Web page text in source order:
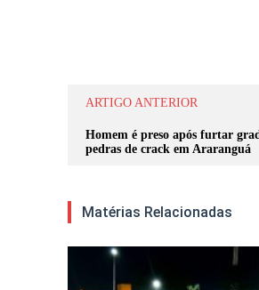
ARTIGO ANTERIOR
Homem é preso após furtar
pedras de crack em Araranguá
Matérias Relacionadas